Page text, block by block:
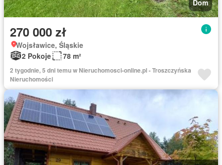
Dom
270 000 zł
Wojsławice, Śląskie
2 Pokoje
78 m²
2 tygodnie, 5 dni temu w Nieruchomosci-online.pl - Troszczyńska
Nieruchomości